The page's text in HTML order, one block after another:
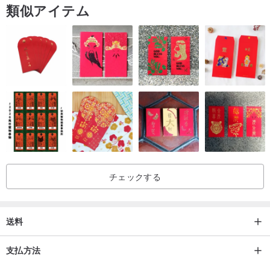
類似アイテム
チェックする
送料
支払方法